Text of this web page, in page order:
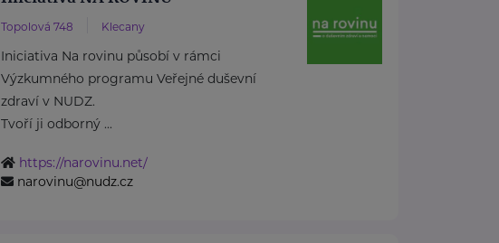
Topolová 748 Klecany
Iniciativa Na rovinu působí v rámci
Výzkumného programu Veřejné duševní
zdraví v NUDZ.
Tvoří ji odborný ...
https://narovinu.net/
narovinu@nudz.cz